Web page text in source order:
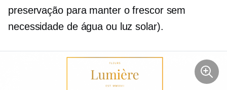
preservação para manter o frescor sem
necessidade de água ou luz solar).